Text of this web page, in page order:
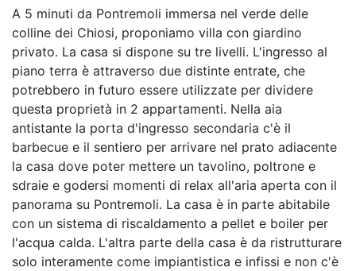
A 5 minuti da Pontremoli immersa nel verde delle
colline dei Chiosi, proponiamo villa con giardino
privato. La casa si dispone su tre livelli. L'ingresso al
piano terra è attraverso due distinte entrate, che
potrebbero in futuro essere utilizzate per dividere
questa proprietà in 2 appartamenti. Nella aia
antistante la porta d'ingresso secondaria c'è il
barbecue e il sentiero per arrivare nel prato adiacente
la casa dove poter mettere un tavolino, poltrone e
sdraie e godersi momenti di relax all'aria aperta con il
panorama su Pontremoli. La casa è in parte abitabile
con un sistema di riscaldamento a pellet e boiler per
l'acqua calda. L'altra parte della casa è da ristrutturare
solo interamente come impiantistica e infissi e non c'è